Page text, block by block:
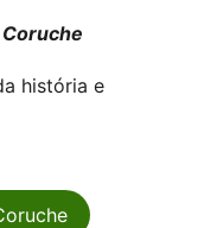
história e